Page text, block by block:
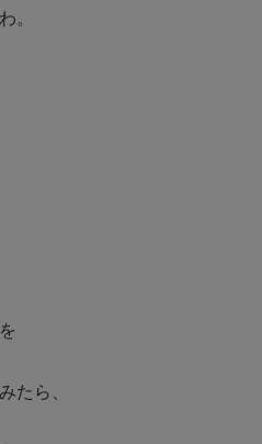
。
たら、